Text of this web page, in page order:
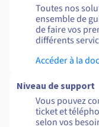
Toutes nos
ensemble de
de faire vos
différents
Accéder à la
Niveau de support
Vous pouvez
ticket et
selon vos